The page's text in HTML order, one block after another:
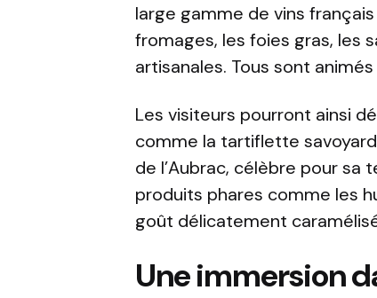
large gamme de vins
fromages, les foies gras, les
artisanales. Tous sont
Les visiteurs pourront ainsi
comme la tartiflette
de l’Aubrac, célèbre pour sa
produits phares comme les
goût délicatement
Une immersion